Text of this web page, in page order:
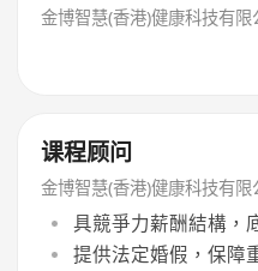
金博智慧(香港)健康科技有限
课程顾问
金博智慧(香港)健康科技有限
具競爭力薪酬結構，
提供法定婚假，保障